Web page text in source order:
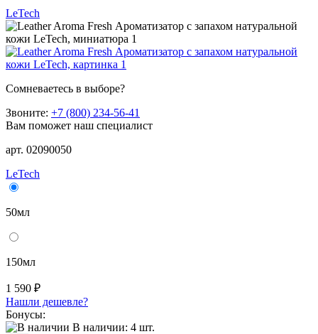
LeTech
Сомневаетесь в выборе?
Звоните: +7 (800) 234-56-41
Вам поможет наш специалист
арт. 02090050
LeTech
50мл
150мл
1 590 ₽
Нашли дешевле?
Бонусы:
В наличии: 4 шт.